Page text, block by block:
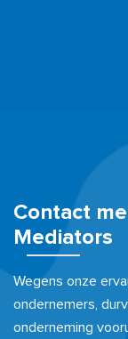
Contact
Mediators
Wegens onze
ondernemers,
onderneming